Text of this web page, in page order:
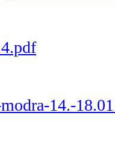
14.-